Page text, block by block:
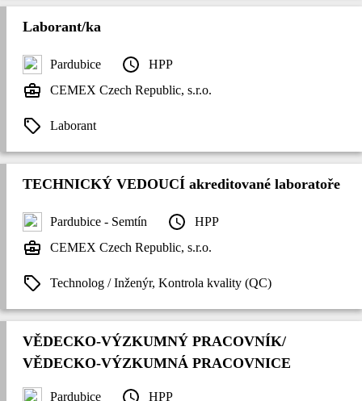
Laborant/ka
Pardubice
HPP
CEMEX Czech Republic, s.r.o.
Laborant
TECHNICKÝ VEDOUCÍ akreditované laboratoře
Pardubice - Semtín
HPP
CEMEX Czech Republic, s.r.o.
Technolog / Inženýr, Kontrola kvality (QC)
VĚDECKO-VÝZKUMNÝ PRACOVNÍK/
VĚDECKO-VÝZKUMNÁ PRACOVNICE
Pardubice
HPP